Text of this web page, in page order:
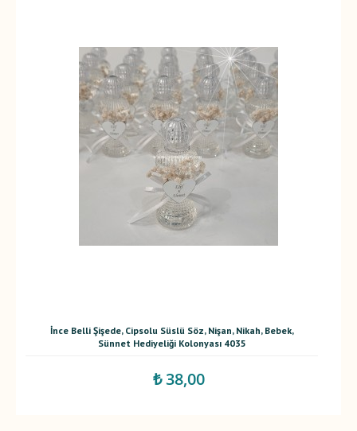
İnce Belli Şişede, Cipsolu Süslü Söz, Nişan, Nikah, Bebek,
Sünnet Hediyeliği Kolonyası 4035
₺ 38,00